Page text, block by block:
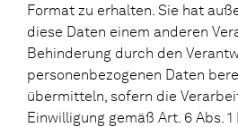
Format zu erhalten. Sie hat
diese Daten einem anderen
Behinderung durch den
personenbezogenen Daten
übermitteln, sofern die
Einwilligung gemäß Art. 6 Abs. 1